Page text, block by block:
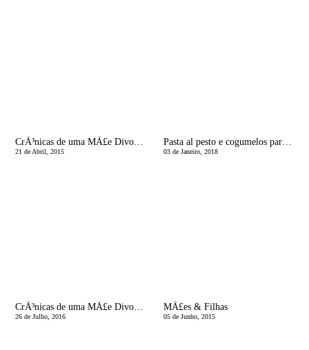
CrÃ³nicas de uma MÃ£e Divorciada | Dos fernicoques do primeiro para a essÃªncia do segundo!
21 de Abril, 2015
Pasta al pesto e cogumelos para poupar a mÃ£e!
03 de Janeiro, 2018
CrÃ³nicas de uma MÃ£e Divorciada | As mÃ£es nÃ£o tÃªm todas as respostas!
26 de Julho, 2016
MÃ£es & Filhas
05 de Junho, 2015